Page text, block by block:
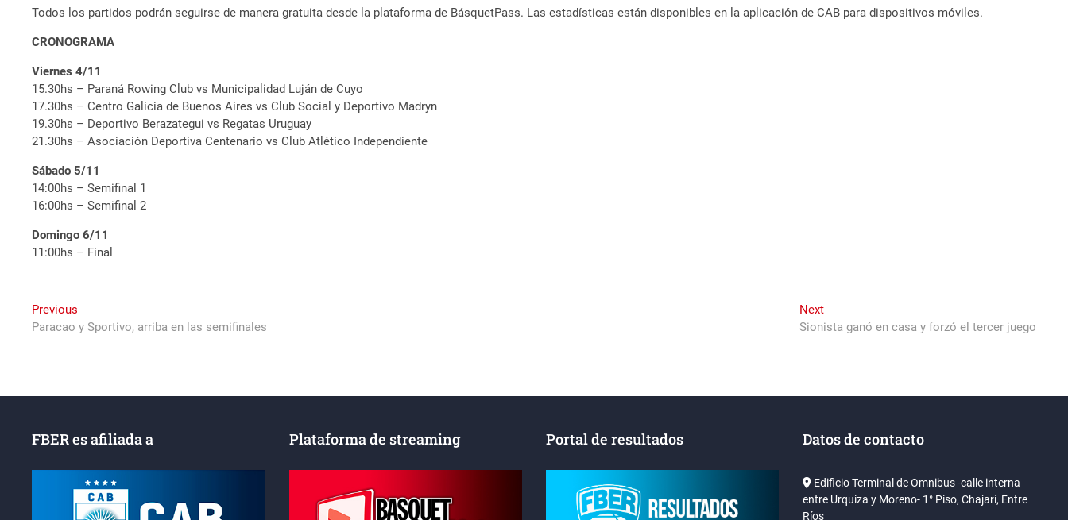
Todos los partidos podrán seguirse de manera gratuita desde la plataforma de BásquetPass. Las estadísticas están disponibles en la aplicación de CAB para dispositivos móviles.
CRONOGRAMA
Viernes 4/11
15.30hs – Paraná Rowing Club vs Municipalidad Luján de Cuyo
17.30hs – Centro Galicia de Buenos Aires vs Club Social y Deportivo Madryn
19.30hs – Deportivo Berazategui vs Regatas Uruguay
21.30hs – Asociación Deportiva Centenario vs Club Atlético Independiente
Sábado 5/11
14:00hs – Semifinal 1
16:00hs – Semifinal 2
Domingo 6/11
11:00hs – Final
Navegación
de
Previous
post:
Paracao y Sportivo, arriba en las semifinales
NextNext
post:
Sionista ganó en casa y forzó el tercer juego
FBER es afiliada a Plataforma de streaming Portal de resultados Datos de contacto
Edificio Terminal de Omnibus -calle interna
entre Urquiza y Moreno- 1° Piso, Chajarí, Entre
Ríos